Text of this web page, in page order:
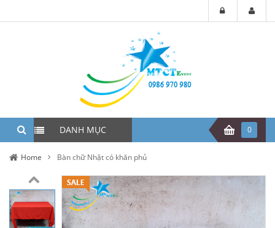
DANH MỤC 0
Home Bàn chữ Nhật có khăn phủ